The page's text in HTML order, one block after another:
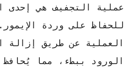
عملية التجفيف هي إحدى
للحفاظ على وردة
العملية عن طريق إزالة
الورود ببطء، مما يُحافظ